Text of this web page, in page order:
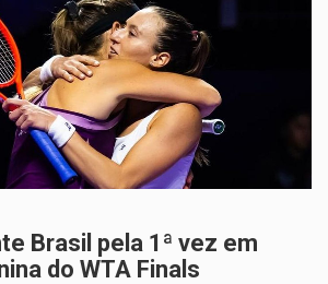
Brasil pela 1ª vez em
do WTA Finals